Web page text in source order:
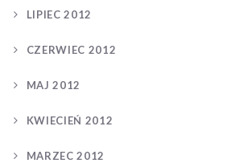
LIPIEC 2012
CZERWIEC 2012
MAJ 2012
KWIECIEŃ 2012
MARZEC 2012